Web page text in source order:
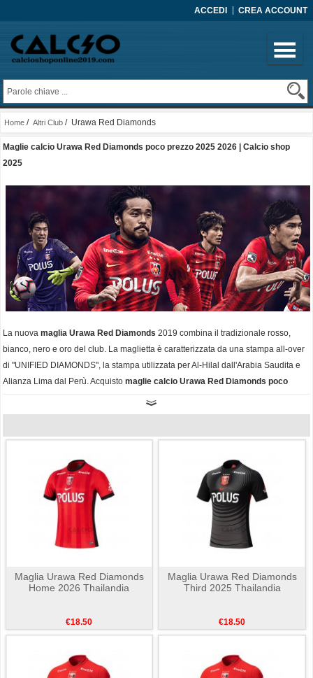
ACCEDI CREA ACCOUNT
Home / Altri Club / Urawa Red Diamonds
Maglie calcio Urawa Red Diamonds poco prezzo 2025 2026 | Calcio shop
2025
La nuova maglia Urawa Red Diamonds 2019 combina il tradizionale rosso,
bianco, nero e oro del club. La maglietta è caratterizzata da una stampa all-over
di "UNIFIED DIAMONDS", la stampa utilizzata per Al-Hilal dall'Arabia Saudita e
Alianza Lima dal Perù. Acquisto maglie calcio Urawa Red Diamonds poco
Maglia Urawa Red Diamonds
Home 2026 Thailandia
€18.50
Maglia Urawa Red Diamonds
Third 2025 Thailandia
€18.50